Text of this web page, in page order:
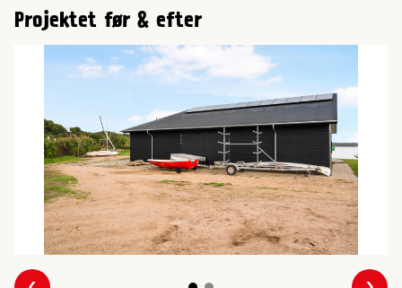
Projektet før & efter